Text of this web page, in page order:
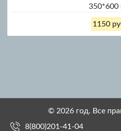
350*600
1150
© 2026 год. Все
8(800)201-41-04